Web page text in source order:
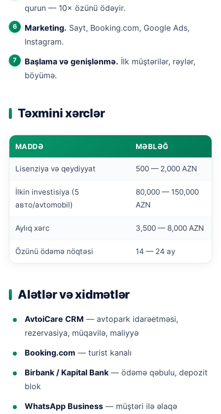
qurun — 10× özünü ödəyir.
Marketing. Sayt, Booking.com, Google Ads,
Instagram.
Başlama və genişlənmə. İlk müştərilər, rəylər,
böyümə.
Təxmini xərclər
MADDƏ MƏBLƏĞ
Lisenziya və qeydiyyat 500 — 2,000 AZN
İlkin investisiya (5
авто/avtomobil)
80,000 — 150,000
AZN
Aylıq xərc 3,500 — 8,000 AZN
Özünü ödəmə nöqtəsi 14 — 24 ay
Alətlər və xidmətlər
AvtoiCare CRM — avtopark idarəetməsi,
rezervasiya, müqavilə, maliyyə
Booking.com — turist kanalı
Birbank / Kapital Bank — ödəmə qəbulu, depozit
blok
WhatsApp Business — müştəri ilə əlaqə